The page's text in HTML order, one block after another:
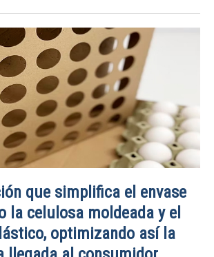
que simplifica el envase
la celulosa moldeada y el
optimizando así la